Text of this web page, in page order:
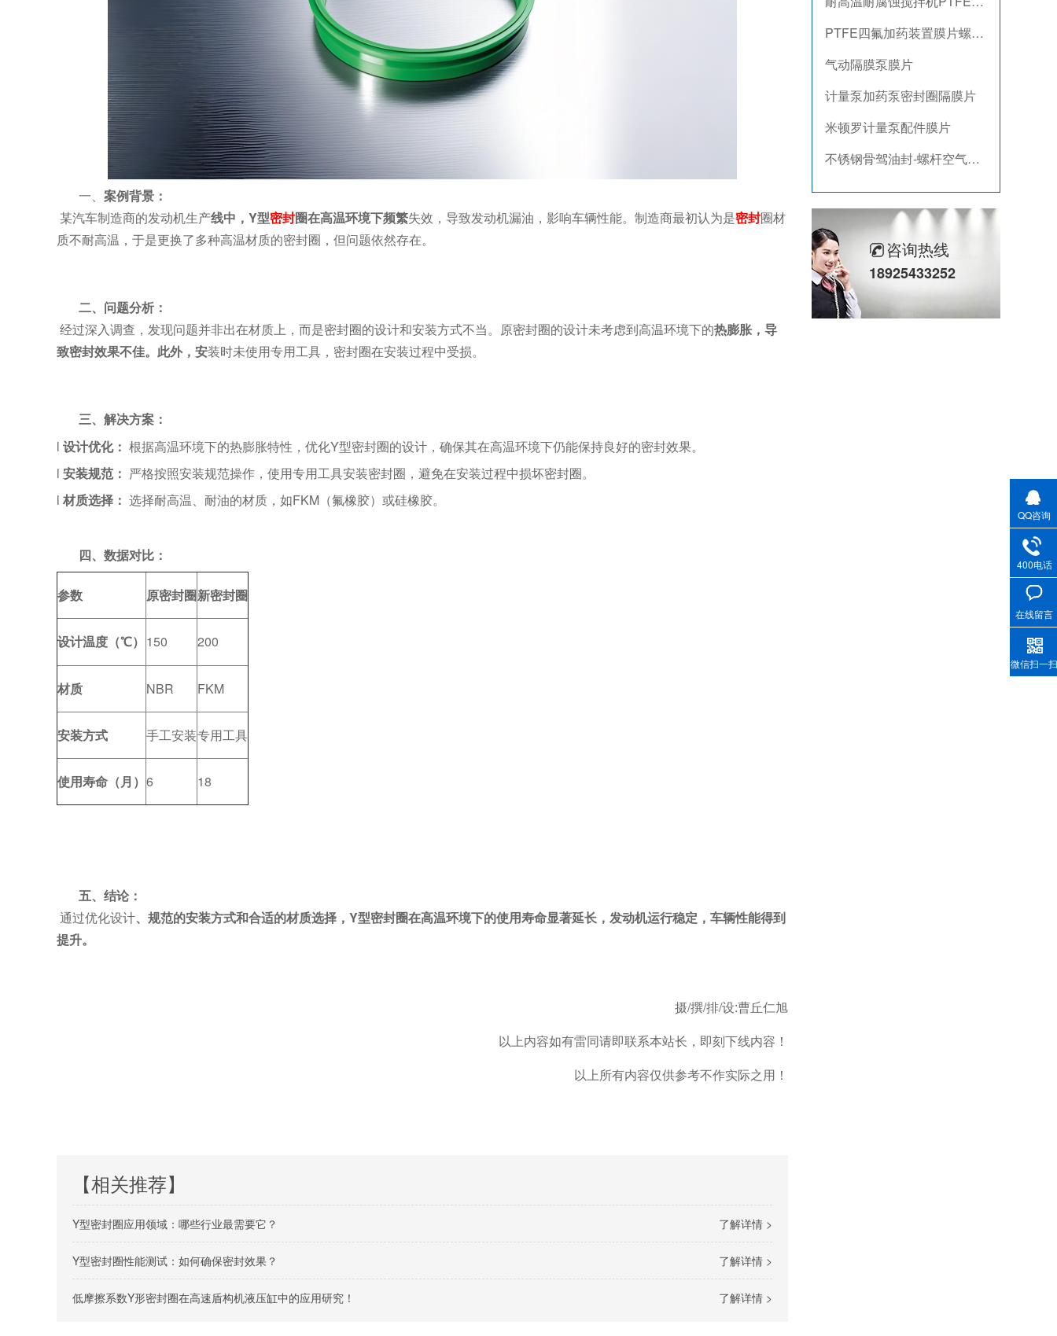
一、 案例背景：
某汽车制造商的发动机生产线中， Y型密封圈在高温环境下频繁失效，导致发动机漏油，影响车辆性能。制造商最初认为是密封圈材
质不耐高温，于是更换了多种高温材质的密封圈，但问题依然存在。
二、 问题分析：
经过深入调查，发现问题并非出在材质上，而是密封圈的设计和安装方式不当。原密封圈的设计未考虑到高温环境下的热膨胀，导
致密封效果不佳。此外，安装时未使用专用工具，密封圈在安装过程中受损。
三、 解决方案：
l 设计优化： ‌ 根据高温环境下的热膨胀特性，优化Y型密封圈的设计，确保其在高温环境下仍能保持良好的密封效果。
l 安装规范： ‌ 严格按照安装规范操作，使用专用工具安装密封圈，避免在安装过程中损坏密封圈。
l 材质选择： ‌ 选择耐高温、耐油的材质，如FKM（氟橡胶）或硅橡胶。
四、 数据对比：
参数 原密封圈新密封圈
设计温度（℃） 150 200
材质 NBR FKM
安装方式 手工安装专用工具
使用寿命（月） 6 18
五、 结论：
通过优化设计、规范的安装方式和合适的材质选择， Y型密封圈在高温环境下的使用寿命显著延长，发动机运行稳定，车辆性能得到
提升。
摄/撰/排/设:曹丘仁旭
以上内容如有雷同请即联系本站长，即刻下线内容！
以上所有内容仅供参考不作实际之用！
【相关推荐】
了解详情 >
Y型密封圈应用领域：哪些行业最需要它？
了解详情 >
Y型密封圈性能测试：如何确保密封效果？
了解详情 >
低摩擦系数Y形密封圈在高速盾构机液压缸中的应用研究！
PTFE四氟加药装置膜片螺帽膜片
气动隔膜泵膜片
计量泵加药泵密封圈隔膜片
米顿罗计量泵配件膜片
剖分式骨架油封-减速机冶金泛塞封
咨询热线
18925433252
QQ咨询
400电话
在线留言
微信扫一扫